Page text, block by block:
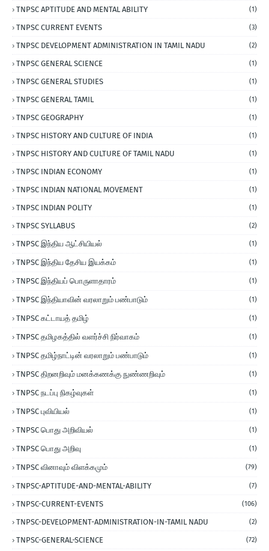
TNPSC APTITUDE AND MENTAL ABILITY (1)
TNPSC CURRENT EVENTS (3)
TNPSC DEVELOPMENT ADMINISTRATION IN TAMIL NADU (2)
TNPSC GENERAL SCIENCE (1)
TNPSC GENERAL STUDIES (1)
TNPSC GENERAL TAMIL (1)
TNPSC GEOGRAPHY (1)
TNPSC HISTORY AND CULTURE OF INDIA (1)
TNPSC HISTORY AND CULTURE OF TAMIL NADU (1)
TNPSC INDIAN ECONOMY (1)
TNPSC INDIAN NATIONAL MOVEMENT (1)
TNPSC INDIAN POLITY (1)
TNPSC SYLLABUS (2)
TNPSC இந்திய ஆட்சியியல் (1)
TNPSC இந்திய தேசிய இயக்கம் (1)
TNPSC இந்தியப் பொருளாதாரம் (1)
TNPSC இந்தியாவின் வரலாறும் பண்பாடும் (1)
TNPSC கட்டாயத் தமிழ் (1)
TNPSC தமிழகத்தில் வளர்ச்சி நிர்வாகம் (1)
TNPSC தமிழ்நாட்டின் வரலாறும் பண்பாடும் (1)
TNPSC திறனறிவும் மனக்கணக்கு நுண்ணறிவும் (1)
TNPSC நடப்பு நிகழ்வுகள் (1)
TNPSC புவியியல் (1)
TNPSC பொது அறிவியல் (1)
TNPSC பொது அறிவு (1)
TNPSC வினாவும் விளக்கமும் (79)
TNPSC-APTITUDE-AND-MENTAL-ABILITY (7)
TNPSC-CURRENT-EVENTS (106)
TNPSC-DEVELOPMENT-ADMINISTRATION-IN-TAMIL NADU (2)
TNPSC-GENERAL-SCIENCE (72)